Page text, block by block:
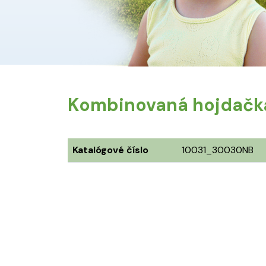
Kombinovaná
Katalógové číslo 10031_30030NB